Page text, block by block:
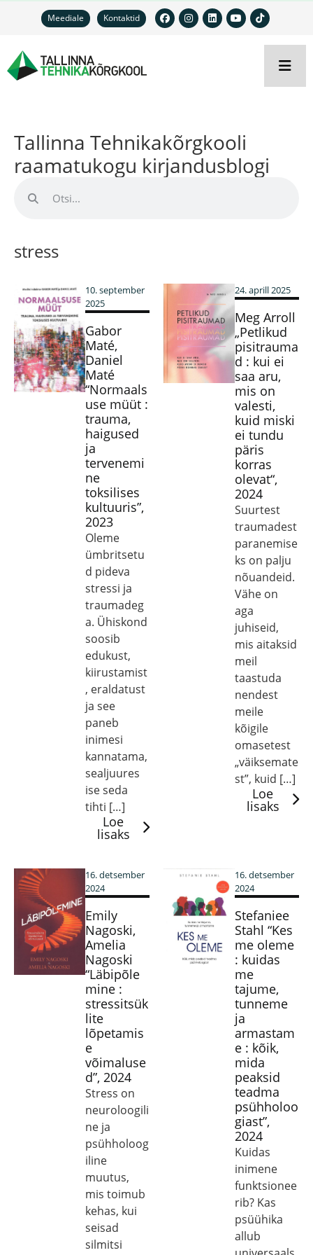
Meediale Kontaktid
Tallinna Tehnikakõrgkooli
raamatukogu kirjandusblogi
stress
10. september
2025
Gabor
Maté,
Daniel
Maté
“Normaals
use müüt :
trauma,
haigused
ja
tervenemi
ne
toksilises
kultuuris”,
2023
Oleme
ümbritsetu
d pideva
stressi ja
traumadeg
a. Ühiskond
soosib
edukust,
kiirustamist
, eraldatust
ja see
paneb
inimesi
kannatama,
sealjuures
ise seda
tihti […]
Loe
lisaks
24. aprill 2025
Meg Arroll
„Petlikud
pisitrauma
d : kui ei
saa aru,
mis on
valesti,
kuid miski
ei tundu
päris
korras
olevat“,
2024
Suurtest
traumadest
paranemise
ks on palju
nõuandeid.
Vähe on
aga
juhiseid,
mis aitaksid
meil
taastuda
nendest
meile
kõigile
omasetest
„väiksemate
st”, kuid […]
Loe
lisaks
16. detsember
2024
Emily
Nagoski,
Amelia
Nagoski
“Läbipõle
mine :
stressitsük
lite
lõpetamis
e
võimaluse
d”, 2024
Stress on
neuroloogili
ne ja
psühholoog
iline
muutus,
mis toimub
kehas, kui
seisad
silmitsi
16. detsember
2024
Stefaniee
Stahl “Kes
me oleme
: kuidas
me
tajume,
tunneme
ja
armastam
e : kõik,
mida
peaksid
teadma
psühholoo
giast”,
2024
Kuidas
inimene
funktsionee
rib? Kas
psüühika
allub